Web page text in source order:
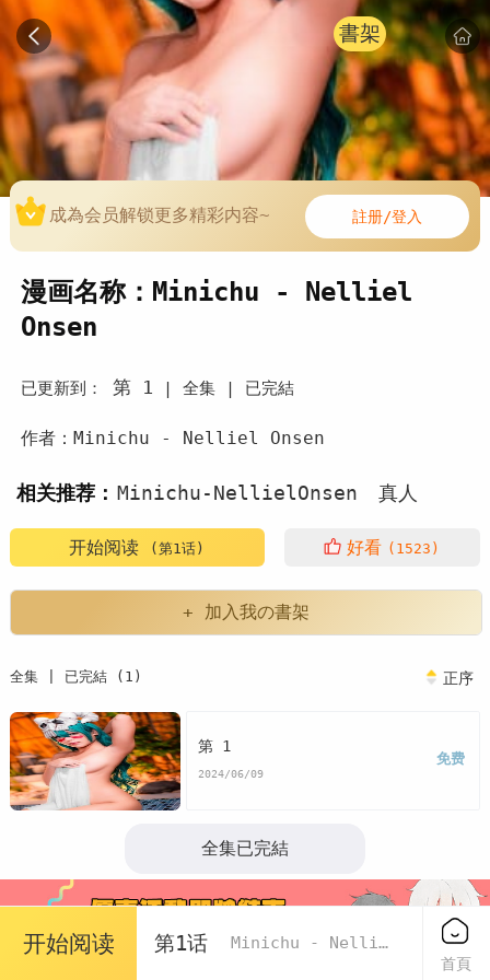
書架
成為会员解锁更多精彩内容~ 註册/登入
漫画名称：Minichu - Nelliel
Onsen
已更新到： 第 1 | 全集 | 已完結
作者：Minichu - Nelliel Onsen
相关推荐： Minichu-NellielOnsen 真人
开始阅读 (第1话) 好看 (1523)
+ 加入我の書架
全集 | 已完結 (1) 正序
第 1
2024/06/09
免费
全集已完結
开始阅读 第1话 Minichu - Nelliel Onsen
首頁